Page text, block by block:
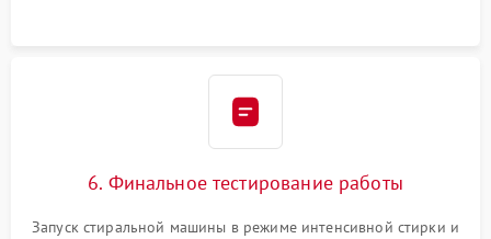
6. Финальное тестирование работы
Запуск стиральной машины в режиме интенсивной стирки и